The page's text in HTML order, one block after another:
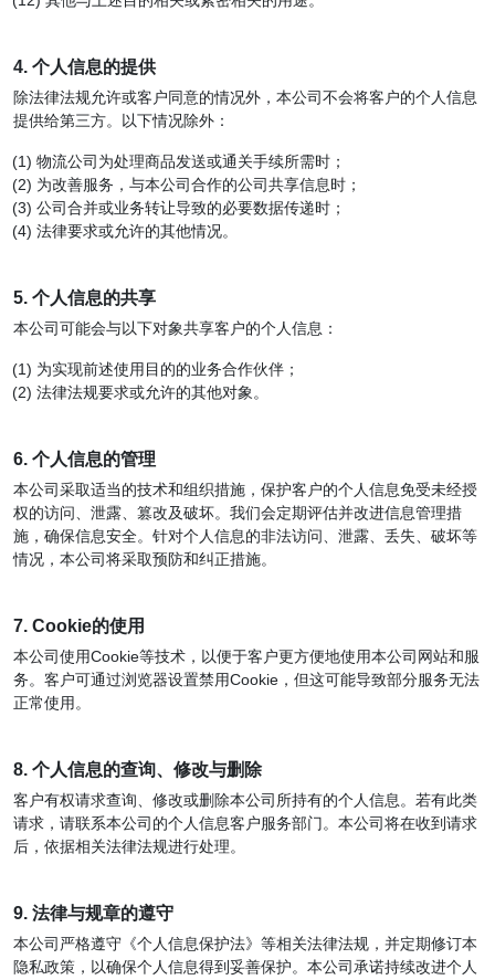
4. 个人信息的提供
除法律法规允许或客户同意的情况外，本公司不会将客户的个人信息
提供给第三方。以下情况除外：
物流公司为处理商品发送或通关手续所需时；
为改善服务，与本公司合作的公司共享信息时；
公司合并或业务转让导致的必要数据传递时；
法律要求或允许的其他情况。
5. 个人信息的共享
本公司可能会与以下对象共享客户的个人信息：
为实现前述使用目的的业务合作伙伴；
法律法规要求或允许的其他对象。
6. 个人信息的管理
本公司采取适当的技术和组织措施，保护客户的个人信息免受未经授
权的访问、泄露、篡改及破坏。我们会定期评估并改进信息管理措
施，确保信息安全。针对个人信息的非法访问、泄露、丢失、破坏等
情况，本公司将采取预防和纠正措施。
7. Cookie的使用
本公司使用Cookie等技术，以便于客户更方便地使用本公司网站和服
务。客户可通过浏览器设置禁用Cookie，但这可能导致部分服务无法
正常使用。
8. 个人信息的查询、修改与删除
客户有权请求查询、修改或删除本公司所持有的个人信息。若有此类
请求，请联系本公司的个人信息客户服务部门。本公司将在收到请求
后，依据相关法律法规进行处理。
9. 法律与规章的遵守
本公司严格遵守《个人信息保护法》等相关法律法规，并定期修订本
隐私政策，以确保个人信息得到妥善保护。本公司承诺持续改进个人